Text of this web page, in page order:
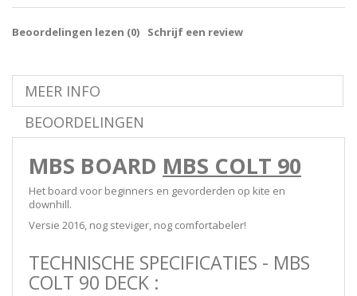
Beoordelingen lezen (0) Schrijf een review
MEER INFO
BEOORDELINGEN
MBS BOARD MBS COLT 90
Het board voor beginners en gevorderden op kite en
downhill.
Versie 2016, nog steviger, nog comfortabeler!
TECHNISCHE SPECIFICATIES - MBS
COLT 90 DECK :